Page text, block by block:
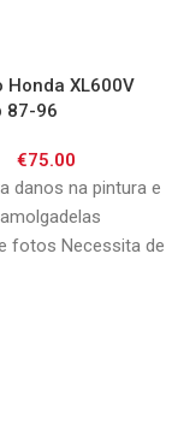
Honda XL600V
87-96
€75.00
danos na pintura e
fotos Necessita de